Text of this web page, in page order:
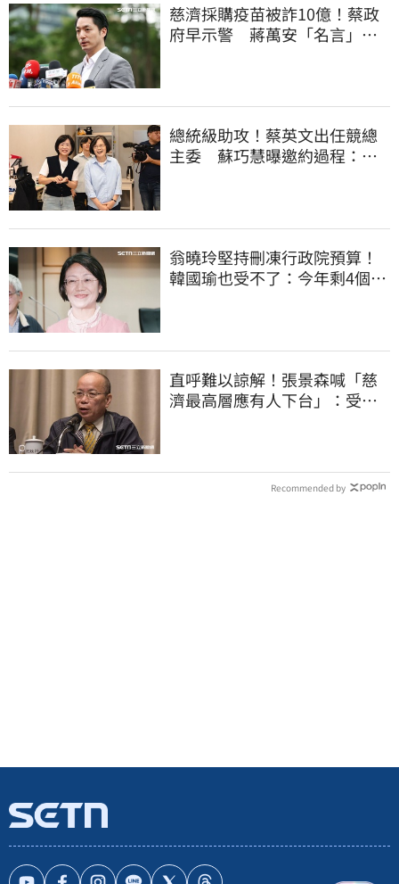
慈濟採購疫苗被詐10億！蔡政
府早示警 蔣萬安「名言」翻
總統級助攻！蔡英文出任競總
主委 蘇巧慧曝邀約過程：她
翁曉玲堅持刪凍行政院預算！
韓國瑜也受不了：今年剩4個月
直呼難以諒解！張景森喊「慈
濟最高層應有人下台」：受害
Recommended by